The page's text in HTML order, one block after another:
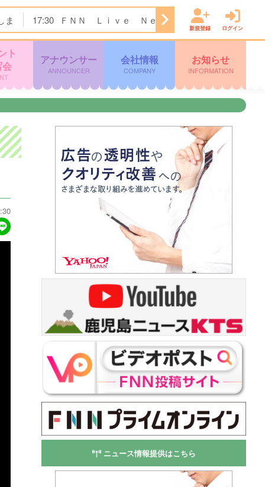
ま 17:30 ＦＮＮ Ｌｉｖｅ Ｎｅｗｓ イット！ 18:00
新規登録 ログイン
ト
アナウンサー
ANNOUNCER
会社情報
COMPANY
お知らせ
INFORMATION
ニュース情報提供はこちら